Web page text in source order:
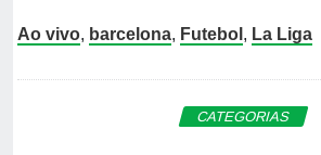
Ao vivo, barcelona, Futebol , La Liga
CATEGORIAS